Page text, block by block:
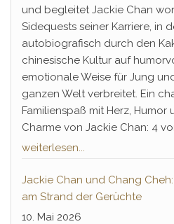
und begleitet Jackie Chan
Sidequests seiner Karriere, in
autobiografisch durch den
chinesische Kultur auf
emotionale Weise für Jung
ganzen Welt verbreitet. Ein
Familienspaß mit Herz,
Charme von Jackie Chan: 4
weiterlesen...
Jackie Chan und Chang
am Strand der Gerüchte
10. Mai 2026